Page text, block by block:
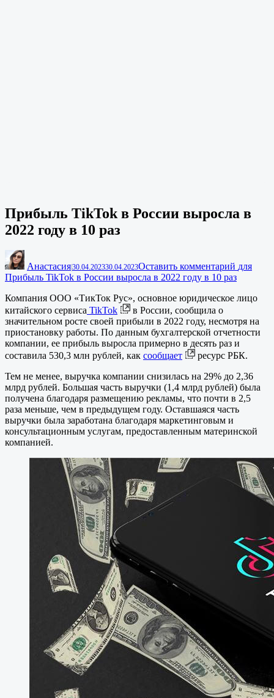
Прибыль TikTok в России выросла в
2022 году в 10 раз
Анастасия30.04.202330.04.2023Оставить комментарий для
Прибыль TikTok в России выросла в 2022 году в 10 раз
Компания ООО «ТикТок Рус», основное юридическое лицо
китайского сервиса TikTok
в России, сообщила о
значительном росте своей прибыли в 2022 году, несмотря на
приостановку работы. По данным бухгалтерской отчетности
компании, ее прибыль выросла примерно в десять раз и
составила 530,3 млн рублей, как сообщает
ресурс РБК.
Тем не менее, выручка компании снизилась на 29% до 2,36
млрд рублей. Большая часть выручки (1,4 млрд рублей) была
получена благодаря размещению рекламы, что почти в 2,5
раза меньше, чем в предыдущем году. Оставшаяся часть
выручки была заработана благодаря маркетинговым и
консультационным услугам, предоставленным материнской
компанией.